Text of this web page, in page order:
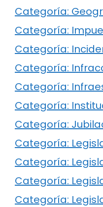
Categoría:
Categoría:
Categoría:
Categoría:
Categoría:
Categoría:
Categoría:
Categoría:
Categoría:
Categoría:
Categoría: